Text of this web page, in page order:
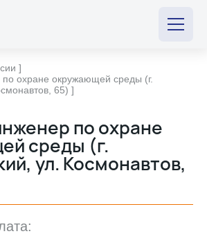
]
охране окружающей среды (г.
65) ]
по охране
среды (г.
ул. Космонавтов,